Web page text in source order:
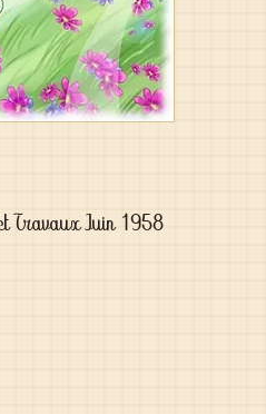
Travaux Juin 1958